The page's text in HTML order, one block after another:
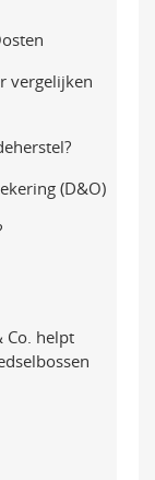
vergelijken
(D&O)
Co. helpt